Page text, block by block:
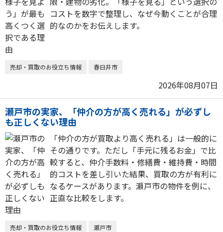
コストを数字で整理し、なぜ今動くことが合理
的なのかをお伝えします。
売却・買取のお役立ち情報 春日井市
2026年08月07日
瀬戸市の実家、「仲介の方が高く売れる」が必ずし
も正しくない理由
「仲介の方が買取より高く売れる」は一般的に
その通りです。ただし「手元に残るお金」で比
較すると、仲介手数料・修繕費・維持費・時間
的コストを差し引いた結果、買取の方が有利に
なるケースがあります。瀬戸市の物件を例に、
正直な比較をします。
売却・買取のお役立ち情報 瀬戸市